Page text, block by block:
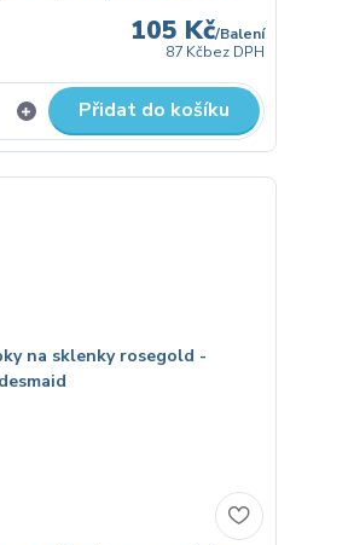
105 Kč/Balení
87 Kčbez DPH
Přidat do košíku